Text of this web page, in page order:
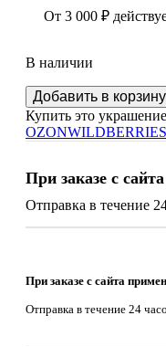
От 3 000 ₽
В наличии
Количество
Изумительная
янтарная
подвеска
гр.
Добавить в корзину
Купить это
OZONWILDBERRIES
При заказе с
Отправка в течение
При заказе с сайта
Отправка в течение 24